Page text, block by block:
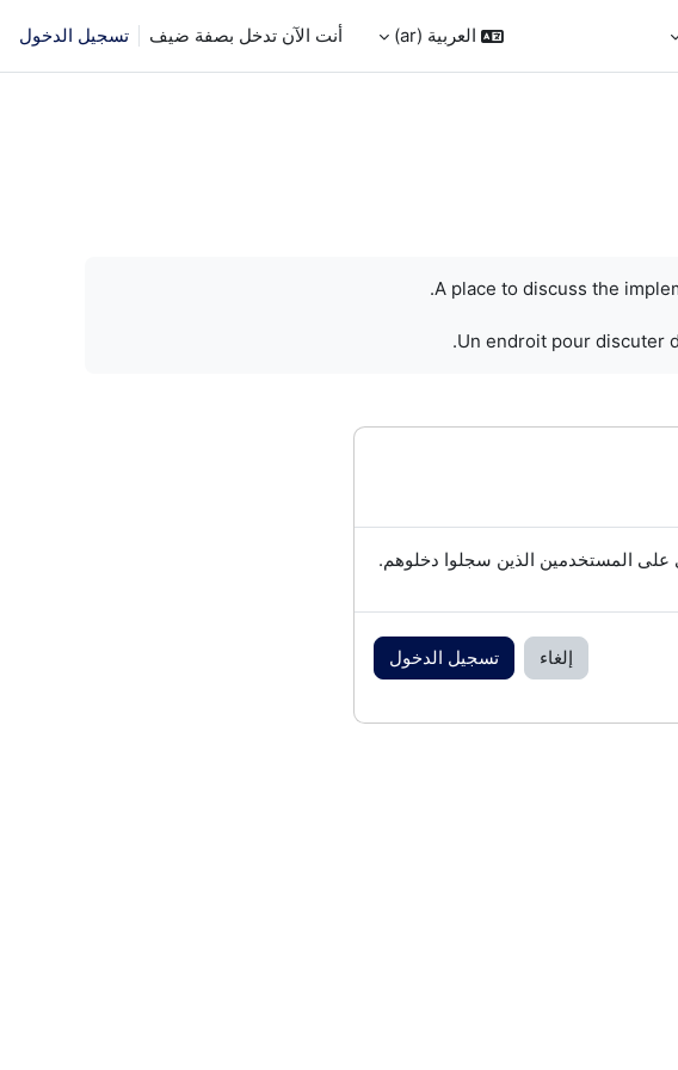
العربية ‎(ar)‎ أنت الآن تدخل بصفة ضيف تسجيل الدخول
A place to discuss the
Un endroit pour discuter
على المستخدمين الذين سجلوا دخلوهم.
إلغاء تسجيل الدخول